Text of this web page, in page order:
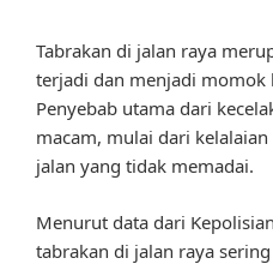
Tabrakan di jalan raya
terjadi dan menjadi momok
Penyebab utama dari
macam, mulai dari
jalan yang tidak memadai.
Menurut data dari
tabrakan di jalan raya